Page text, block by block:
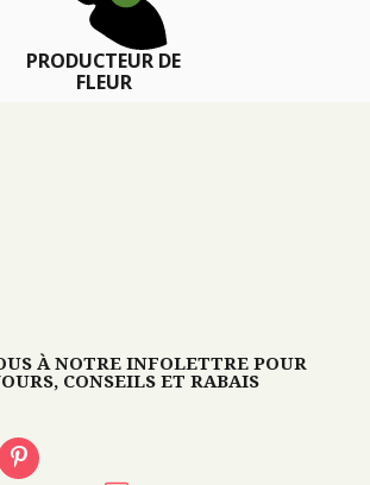
PRODUCTEUR DE
FLEUR
À NOTRE INFOLETTRE POUR
CONSEILS ET RABAIS